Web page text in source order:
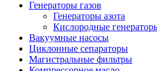
Генераторы газов
Генераторы азота
Кислородные
Вакуумные насосы
Циклонные сепараторы
Магистральные фильтры